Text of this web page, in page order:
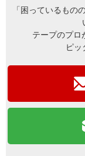
「困っているもの
テープのプロ
ピッ